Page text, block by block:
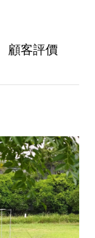
顧客評價